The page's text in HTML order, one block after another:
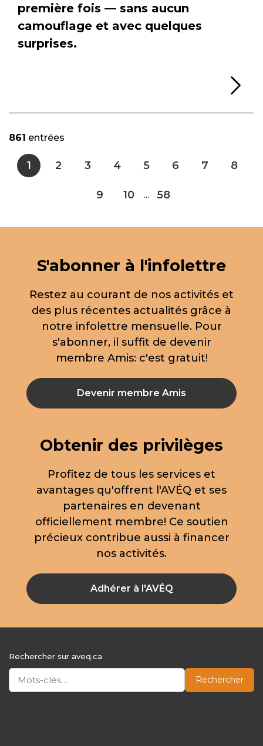
première fois — sans aucun
camouflage et avec quelques
surprises.
861 entrées
1 2 3 4 5 6 7 8
9 10 ... 58
S'abonner à l'infolettre
Restez au courant de nos activités et
des plus récentes actualités grâce à
notre infolettre mensuelle. Pour
s'abonner, il suffit de devenir
membre Amis: c'est gratuit!
Devenir membre Amis
Obtenir des privilèges
Profitez de tous les services et
avantages qu'offrent l'AVÉQ et ses
partenaires en devenant
officiellement membre! Ce soutien
précieux contribue aussi à financer
nos activités.
Adhérer à l'AVÉQ
Rechercher sur aveq.ca
Rechercher